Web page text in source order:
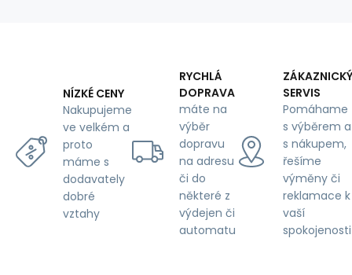
NÍZKÉ CENY
Nakupujeme
ve velkém a
proto
máme s
dodavately
dobré
vztahy
RYCHLÁ
DOPRAVA
máte na
výběr
dopravu
na adresu
či do
některé z
výdejen či
automatu
ZÁKAZNICKÝ
SERVIS
Pomáhame
s výběrem a
s nákupem,
řešíme
výměny či
reklamace k
vaší
spokojenosti